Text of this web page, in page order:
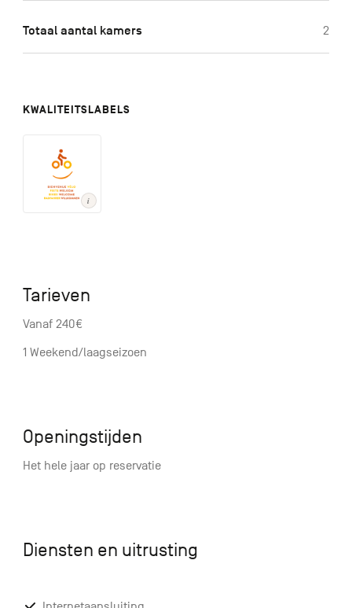
Totaal aantal kamers 2
KWALITEITSLABELS
Tarieven
Vanaf 240€
1 Weekend/laagseizoen
Openingstijden
Het hele jaar op reservatie
Diensten en uitrusting